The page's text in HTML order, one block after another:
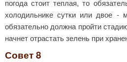
погода стоит теплая, то
холодильнике сутки или двое -
обязательно должна пройти
начнет отрастать зелень при
Совет 8